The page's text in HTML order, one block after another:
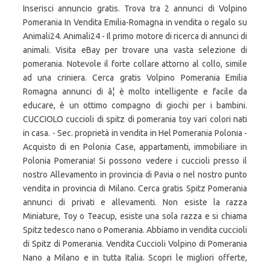
Inserisci annuncio gratis. Trova tra 2 annunci di Volpino
Pomerania In Vendita Emilia-Romagna in vendita o regalo su
Animali24. Animali24 - Il primo motore di ricerca di annunci di
animali. Visita eBay per trovare una vasta selezione di
pomerania. Notevole il forte collare attorno al collo, simile
ad una criniera. Cerca gratis Volpino Pomerania Emilia
Romagna annunci di â¦ è molto intelligente e facile da
educare, è un ottimo compagno di giochi per i bambini.
CUCCIOLO cuccioli di spitz di pomerania toy vari colori nati
in casa. - Sec. proprietà in vendita in Hel Pomerania Polonia -
Acquisto di en Polonia Case, appartamenti, immobiliare in
Polonia Pomerania! Si possono vedere i cuccioli presso il
nostro Allevamento in provincia di Pavia o nel nostro punto
vendita in provincia di Milano. Cerca gratis Spitz Pomerania
annunci di privati e allevamenti. Non esiste la razza
Miniature, Toy o Teacup, esiste una sola razza e si chiama
Spitz tedesco nano o Pomerania. Abbiamo in vendita cuccioli
di Spitz di Pomerania. Vendita Cuccioli Volpino di Pomerania
Nano a Milano e in tutta Italia. Scopri le migliori offerte,